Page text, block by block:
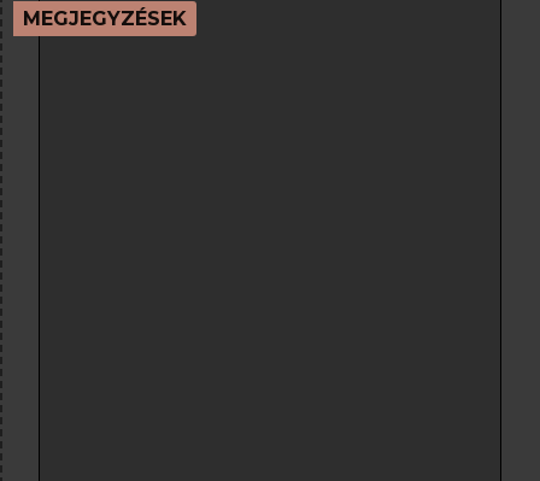
MEGJEGYZÉSEK